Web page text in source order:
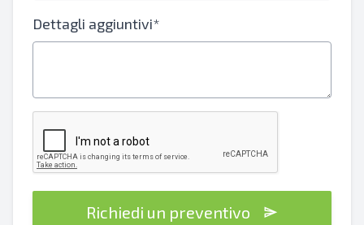
Dettagli aggiuntivi*
Richiedi un preventivo